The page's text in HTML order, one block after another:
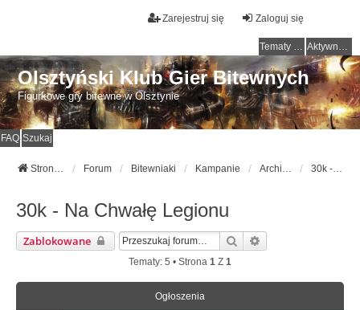
Zaloguj się
Zarejestruj się
Tematy bez odpowiedzi Aktywne tematy
Olsztyński Klub Gier Bitewnych
Figurkowe gry bitewne w Olsztynie
FAQ Szukaj
Strona główna Forum Bitewniaki Kampanie Archiwum 30k - Na Chwałę Legionu
30k - Na Chwałę Legionu
Zablokowane Szukaj
Tematy: 5 • Strona 1 Z 1
Ogłoszenia